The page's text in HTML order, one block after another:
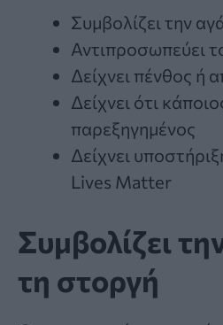
Συμβολίζει την
Αντιπροσωπεύει
Δείχνει πένθος ή
Δείχνει ότι
παρεξηγημένος
Δείχνει
Lives Matter
Συμβολίζει
τη στοργή